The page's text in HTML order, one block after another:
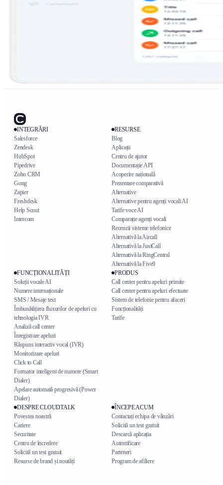
INTEGRĂRI
Salesforce
Zendesk
HubSpot
Pipedrive
Zoho CRM
Gong
Zapier
Freshdesk
Help Scout
Intercom
RESURSE
Blog
Aplicații
Centru de ajutor
Documentație API
Acoperire națională
Prezentare comparativă
Alternative
Alternative pentru agenți vocali AI
Tarife voce AI
Comparație agenți vocali
Recenzii sisteme telefonice
Alternativă la Aircall
Alternativă la JustCall
Alternativă la RingCentral
Alternativă la Five9
FUNCȚIONALITĂȚI
Soluții vocale AI
Numere internaționale
SMS / Mesaje text
Îmbunătățirea fluxurilor de apeluri cu
tehnologia IVR
Analiză call center
Înregistrare apeluri
Răspuns interactiv vocal (IVR)
Monitorizare apeluri
Click to Call
Formator inteligent de numere (Smart
Dialer)
Apelare automată progresivă (Power
Dialer)
PRODUS
Call center pentru apeluri primite
Call center pentru apeluri efectuate
Sistem de telefonie pentru afaceri
Funcționalități
Tarife
DESPRE CLOUDTALK
Povestea noastră
Cariere
Securitate
Centru de încredere
Solicită un test gratuit
Resurse de brand și noutăți
ÎNCEPE ACUM
Contactați echipa de vânzări
Solicită un test gratuit
Descarcă aplicația
Autentificare
Parteneri
Program de afiliere